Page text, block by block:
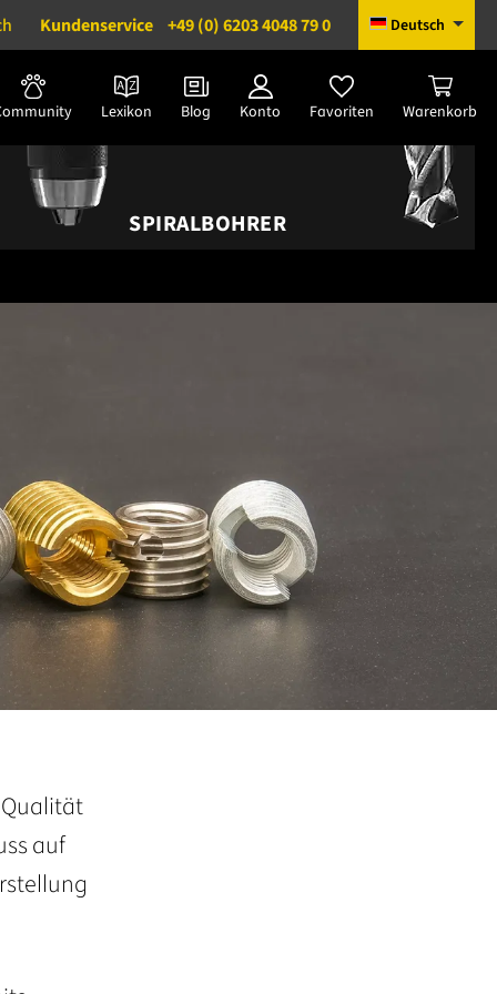
Kundenservice +49 (0) 6203 4048 79 0 Deutsch
Lexikon Blog Konto Favoriten Warenkorb
SPIRALBOHRER
auf